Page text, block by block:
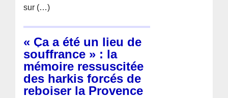
sur (…)
« Ça a été un lieu de
souffrance » : la
mémoire ressuscitée
des harkis forcés de
reboiser la Provence